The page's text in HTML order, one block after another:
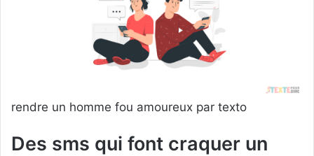
rendre un homme fou amoureux par texto
Des sms qui font craquer un